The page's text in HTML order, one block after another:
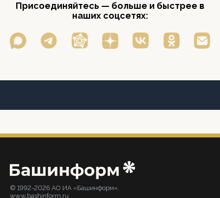
Присоединяйтесь — больше и быстрее в
наших соцсетях:
© 1992-2026 АО ИА «Башинформ».
www.bashinform.ru